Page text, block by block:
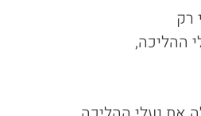
רק
ההליכה,